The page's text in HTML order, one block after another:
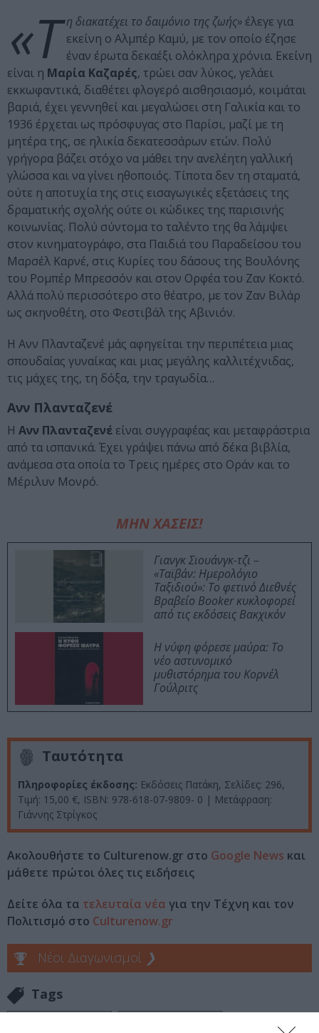
«Τ η διακατέχει το δαιµόνιο της ζωής» έλεγε για
εκείνη ο Αλµπέρ Καµύ, µε τον οποίο έζησε
έναν έρωτα δεκαέξι ολόκληρα χρόνια. Εκείνη
είναι η Μαρία Καζαρές, τρώει σαν λύκος, γελάει
εκκωφαντικά, διαθέτει φλογερό αισθησιασµό, κοιµάται
βαριά, έχει γεννηθεί και µεγαλώσει στη Γαλικία και το
1936 έρχεται ως πρόσφυγας στο Παρίσι, µαζί µε τη
µητέρα της, σε ηλικία δεκατεσσάρων ετών. Πολύ
γρήγορα βάζει στόχο να µάθει την ανελέητη γαλλική
γλώσσα και να γίνει ηθοποιός. Τίποτα δεν τη σταµατά,
ούτε η αποτυχία της στις εισαγωγικές εξετάσεις της
δραµατικής σχολής ούτε οι κώδικες της παρισινής
κοινωνίας. Πολύ σύντοµα το ταλέντο της θα λάµψει
στον κινηµατογράφο, στα Παιδιά του Παραδείσου του
Μαρσέλ Καρνέ, στις Κυρίες του δάσους της Βουλόνης
του Ροµπέρ Μπρεσσόν και στον Ορφέα του Ζαν Κοκτό.
Αλλά πολύ περισσότερο στο θέατρο, µε τον Ζαν Βιλάρ
ως σκηνοθέτη, στο Φεστιβάλ της Αβινιόν.
Η Ανν Πλανταζενέ µάς αφηγείται την περιπέτεια µιας
σπουδαίας γυναίκας και µιας µεγάλης καλλιτέχνιδας,
τις µάχες της, τη δόξα, την τραγωδία…
Ανν Πλανταζενέ
Η Ανν Πλανταζενέ είναι συγγραφέας και µεταφράστρια
από τα ισπανικά. Έχει γράψει πάνω από δέκα βιβλία,
ανάµεσα στα οποία το Τρεις ηµέρες στο Οράν και το
Μέριλυν Μονρό.
ΜΗΝ ΧΑΣΕΙΣ!
Γιανγκ Σιουάνγκ-τζι –
«Ταϊβάν: Ημερολόγιο
Ταξιδιού»: Το φετινό Διεθνές
Βραβείο Booker κυκλοφορεί
από τις εκδόσεις Βακχικόν
Η νύφη φόρεσε μαύρα: Το
νέο αστυνομικό
μυθιστόρημα του Κορνέλ
Γούλριτς
Ταυτότητα
Πληροφορίες έκδοσης: Εκδόσεις Πατάκη, Σελίδες: 296,
Τιμή: 15,00 €, ISBN: 978-618-07-9809- 0 | Μετάφραση:
Γιάννης Στρίγκος
Ακολουθήστε το Culturenow.gr στο Google News και
μάθετε πρώτοι όλες τις ειδήσεις
Δείτε όλα τα τελευταία νέα για την Τέχνη και τον
Πολιτισμό στο Culturenow.gr
Νέοι Διαγωνισμοί ❯
Tags